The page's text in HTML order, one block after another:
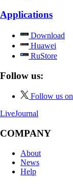
Applications
Download
Huawei
RuStore
Follow us:
Follow us
LiveJournal
COMPANY
About
News
Help